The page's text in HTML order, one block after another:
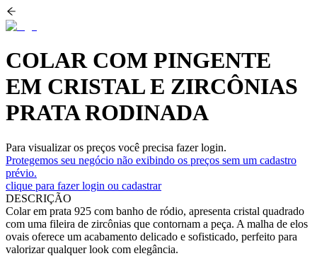
COLAR COM PINGENTE
EM CRISTAL E ZIRCÔNIAS
PRATA RODINADA
Para visualizar os preços você precisa fazer login.
Protegemos seu negócio não exibindo os preços sem um cadastro
prévio.
clique para fazer login ou cadastrar
DESCRIÇÃO
Colar em prata 925 com banho de ródio, apresenta cristal quadrado
com uma fileira de zircônias que contornam a peça. A malha de elos
ovais oferece um acabamento delicado e sofisticado, perfeito para
valorizar qualquer look com elegância.